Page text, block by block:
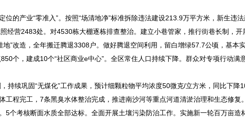
的产业“零准入”。按照“场清地净”标准拆除违法建设213.9万平方米，新生违法
经营2483处。对4530栋大棚逐栋排查整治。建立小巷管家，推行街巷长制，开
”改造，全年搬迁腾退3308户。做好腾退空间利用，留白增绿57.7公顷，基本
个，建成10个“社区商业e中心”。全区常住人口持续下降。群众对专项行动满
续巩固“无煤化”工作成果，预计细颗粒物平均浓度50微克/立方米，同比下降
工程完工，7条黑臭水体整治完成，推进南沙河等重点河道清淤治理和生态修复
5个考核断面水质全部达标。全面开展土壤污染防治工作。实施新一轮百万亩造